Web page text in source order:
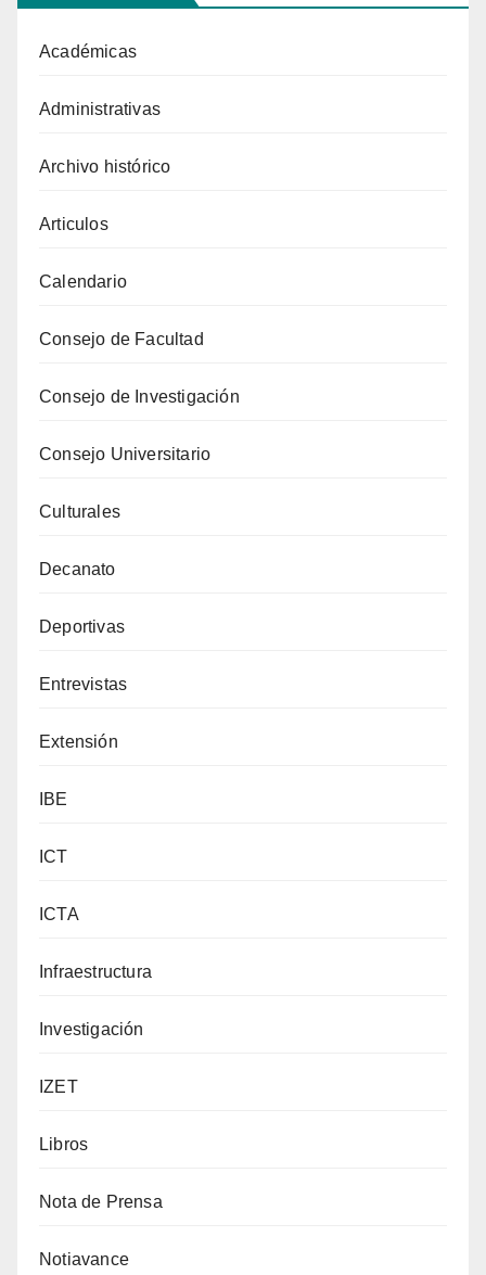
Académicas
Administrativas
Archivo histórico
Articulos
Calendario
Consejo de Facultad
Consejo de Investigación
Consejo Universitario
Culturales
Decanato
Deportivas
Entrevistas
Extensión
IBE
ICT
ICTA
Infraestructura
Investigación
IZET
Libros
Nota de Prensa
Notiavance